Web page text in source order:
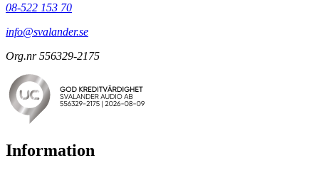
08-522 153 70
info@svalander.se
Org.nr 556329-2175
Information